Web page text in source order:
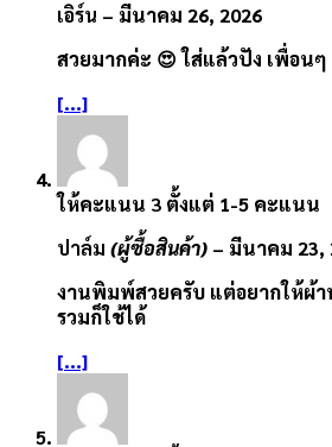
เอิร์น – มีนาคม 26, 2026
สวยมากค่ะ 😍 ใส่แล้วปัง เพื่อน
[...]
ให้คะแนน 3 ตั้งแต่ 1-5 คะแนน
ปาล์ม (ผู้ซื้อสินค้า) – มีนาคม 23,
งานพิมพ์สวยครับ แต่อยากให้ผ้า
รวมก็ใช้ได้
[...]